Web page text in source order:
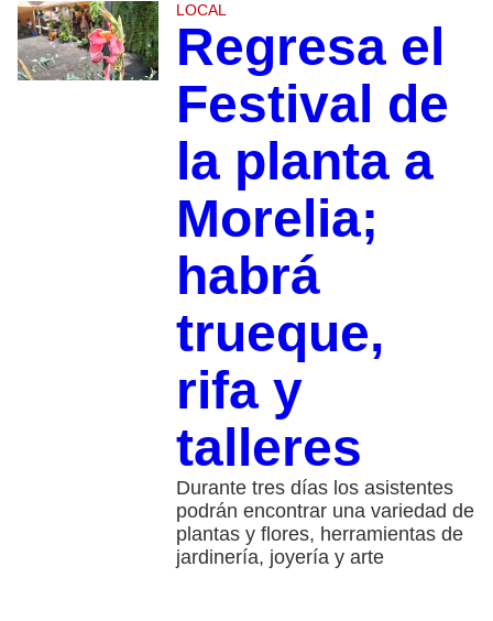
LOCAL
Regresa el
Festival de
la planta a
Morelia;
habrá
trueque,
rifa y
talleres
Durante tres días los asistentes
podrán encontrar una variedad de
plantas y flores, herramientas de
jardinería, joyería y arte